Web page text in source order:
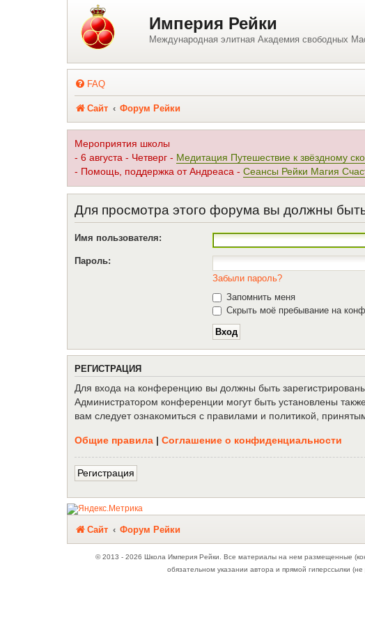
Регистрация Империя Рейки
Международная элитная Академия свободных
FAQ
Сайт Форум Рейки
Мероприятия школы
- 6 августа - Четверг - Медитация Путешествие к звёздному
- Помощь, поддержка от Андреаса - Сеансы Рейки Магия
Для просмотра этого форума вы должны
Имя пользователя:
Пароль:
Забыли пароль?
Запомнить меня
Скрыть моё пребывание на
РЕГИСТРАЦИЯ
Для входа на конференцию вы должны быть
Администратором конференции могут быть установлены
вам следует ознакомиться с правилами и политикой,
Общие правила | Соглашение о конфиденциальности
Регистрация
Сайт Форум Рейки
Связаться с
© 2013 - 2026 Школа Империя Рейки. Все материалы на нем размещенные
обязательном указании автора и прямой гиперссылки